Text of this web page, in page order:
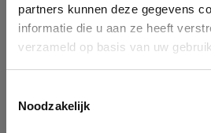
partners kunnen deze gegevens
informatie die u aan ze heeft
verzameld op basis van uw
Noodzakelijk
You can search a company in our
enterprise ID. When a company is
form. If you don't find your company in
Ok